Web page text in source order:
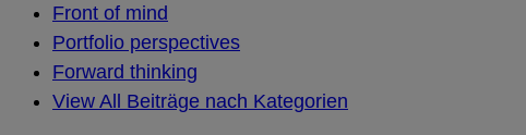
Front of mind
Portfolio perspectives
Forward thinking
View All Beiträge nach Kategorien